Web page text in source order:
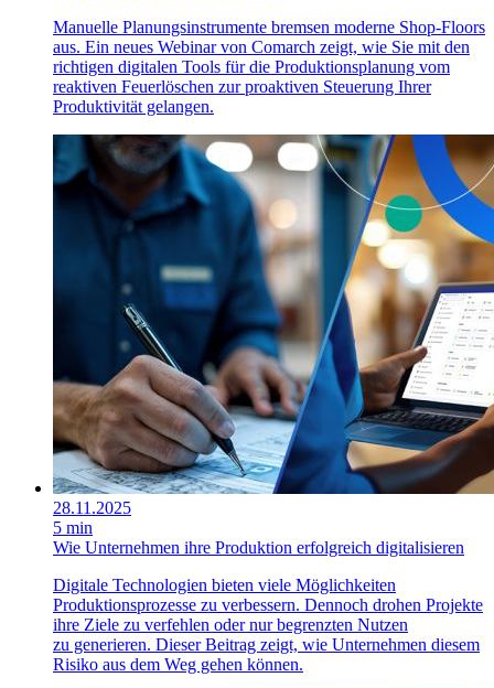
Manuelle Planungsinstrumente bremsen moderne Shop-Floors
aus. Ein neues Webinar von Comarch zeigt, wie Sie mit den
richtigen digitalen Tools für die Produktionsplanung vom
reaktiven Feuerlöschen zur proaktiven Steuerung Ihrer
Produktivität gelangen.
28.11.2025
5 min
Wie Unternehmen ihre Produktion erfolgreich digitalisieren
Digitale Technologien bieten viele Möglichkeiten
Produktionsprozesse zu verbessern. Dennoch drohen Projekte
ihre Ziele zu verfehlen oder nur begrenzten Nutzen
zu generieren. Dieser Beitrag zeigt, wie Unternehmen diesem
Risiko aus dem Weg gehen können.